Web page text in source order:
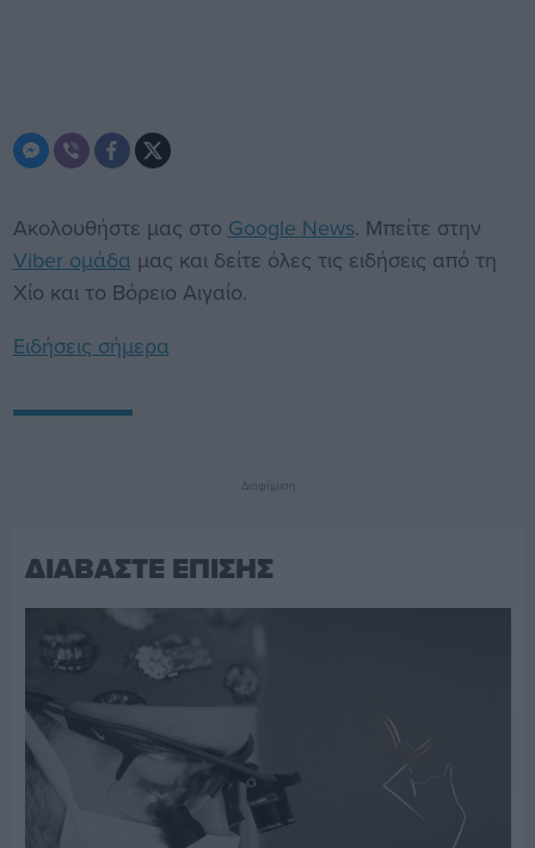
Ακολουθήστε μας στο Google News. Μπείτε στην
Viber ομάδα μας και δείτε όλες τις ειδήσεις από τη
Χίο και το Βόρειο Αιγαίο.
Ειδήσεις σήμερα
Διαφήμιση
ΔΙΑΒΑΣΤΕ ΕΠΙΣΗΣ